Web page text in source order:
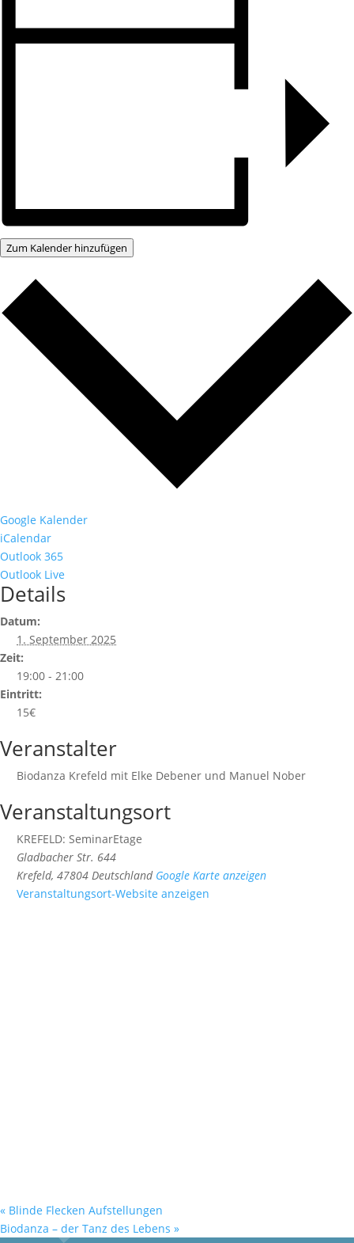
Zum Kalender hinzufügen
Google Kalender
iCalendar
Outlook 365
Outlook Live
Details
Datum:
1. September 2025
Zeit:
19:00 - 21:00
Eintritt:
15€
Veranstalter
Biodanza Krefeld mit Elke Debener und Manuel Nober
Veranstaltungsort
KREFELD: SeminarEtage
Gladbacher Str. 644
Krefeld, 47804 Deutschland Google Karte anzeigen
Veranstaltungsort-Website anzeigen
« Blinde Flecken Aufstellungen
Biodanza – der Tanz des Lebens »